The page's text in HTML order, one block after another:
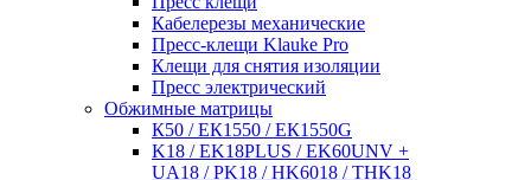
Кабелерезы механические
Пресс-клещи Klauke Pro
Клещи для снятия изоляции
Пресс электрический
Обжимные матрицы
К50 / ЕК1550 / ЕК1550G
K18 / EK18PLUS / EK60UNV +
UA18 / PK18 / HK6018 / THK18